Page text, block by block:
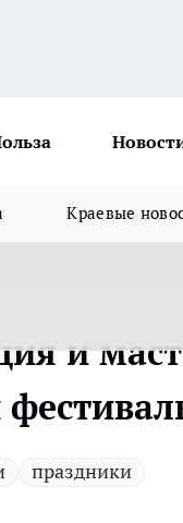
Краевые
и
праздники